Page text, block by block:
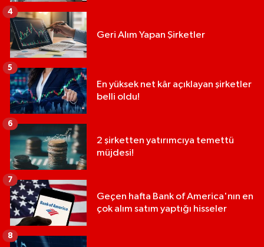
Geri Alım Yapan Şirketler
4
En yüksek net kâr açıklayan şirketler
belli oldu!
5
2 şirketten yatırımcıya temettü
müjdesi!
6
Geçen hafta Bank of America'nın en
çok alım satım yaptığı hisseler
7
8